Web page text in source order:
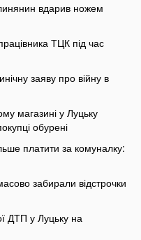
вдарив ножем
ТЦК під час
заяву про війну в
магазині у Луцьку
обурені
платити за комуналку:
забирали відстрочки
ДТП у Луцьку на